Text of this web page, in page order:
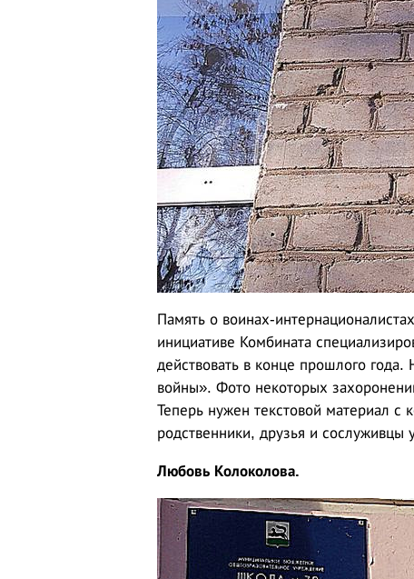
Память о воинах-
инициативе Комбината
действовать в конце прошлого года.
войны». Фото некоторых
Теперь нужен текстовой материал
родственники, друзья и сослуживцы
Любовь Колоколова.